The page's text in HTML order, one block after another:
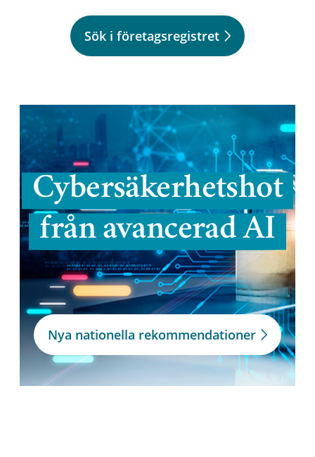
Sök i företagsregistret
Cybersäkerhetshot
från avancerad AI
Nya nationella rekommendationer